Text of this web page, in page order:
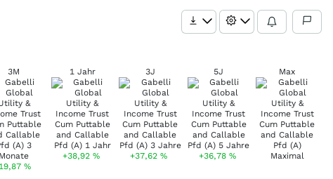
3M
%
1 Jahr
+38,92 %
3J
+37,62%
5J
+36,78 %
Max